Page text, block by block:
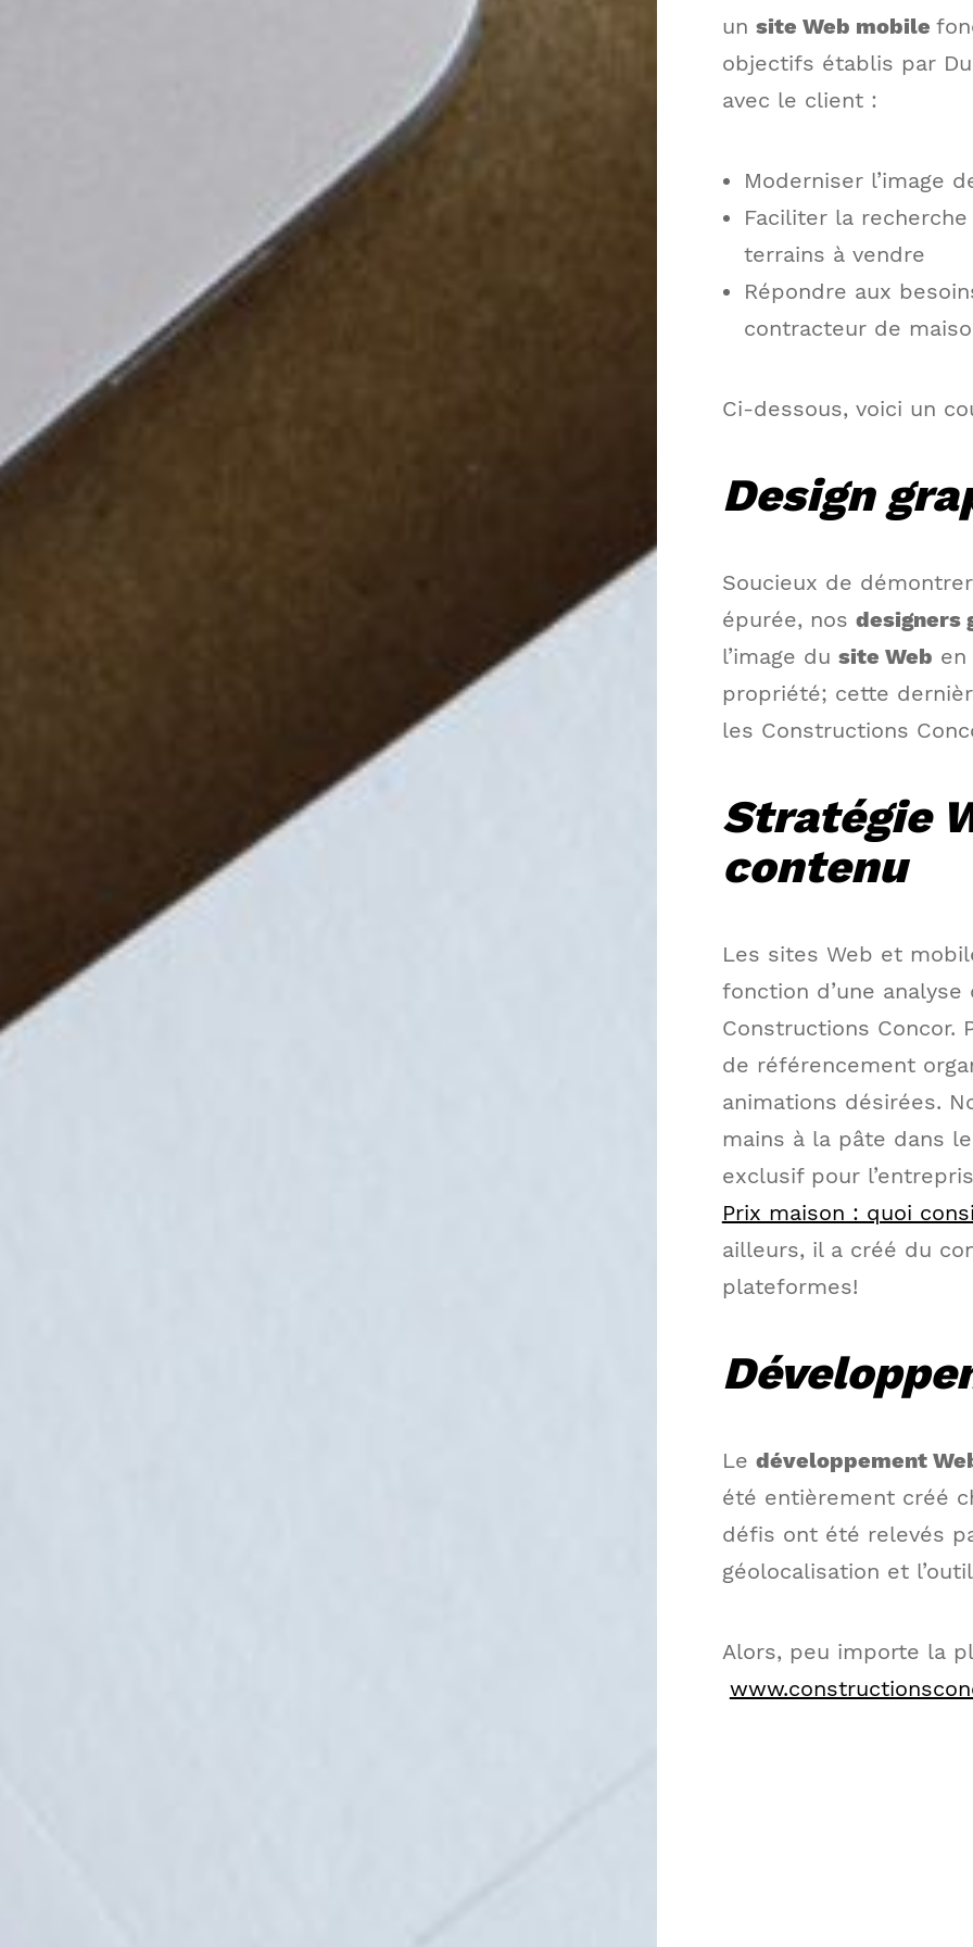
un site Web mobile
objectifs établis par
avec le client :
Moderniser l’image
Faciliter la
terrains à vendre
Répondre aux
contracteur de
Ci-dessous, voici un
Design
Soucieux de
épurée, nos designers
l’image du site Web
propriété; cette
les Constructions
Stratégie
contenu
Les sites Web et
fonction d’une
Constructions Concor.
de référencement
animations désirées.
mains à la pâte dans
exclusif pour
Prix maison : quoi
ailleurs, il a créé du
plateformes!
Le développement
été entièrement créé
défis ont été relevés
géolocalisation et
Alors, peu importe la